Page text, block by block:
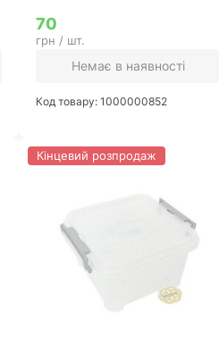
70
грн / шт.
Немає в наявності
Код товару: 1000000852
Кінцевий розпродаж